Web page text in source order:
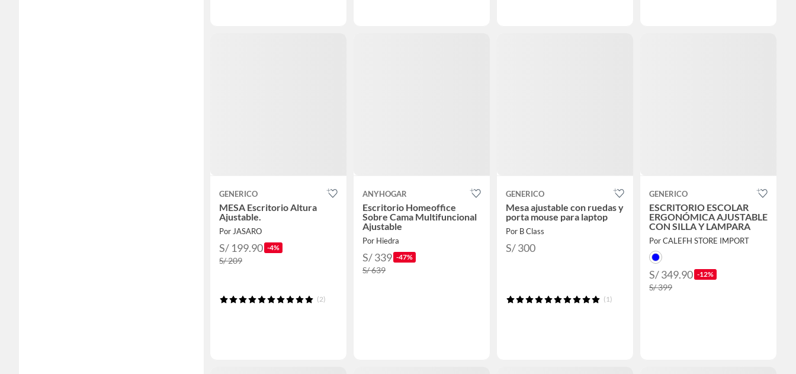
GENERICO
MESA Escritorio Altura
Ajustable.
Por JASARO
S/ 199.90 -4%
S/ 209
(2)
ANYHOGAR
Escritorio Homeoffice
Sobre Cama Multifuncional
Ajustable
Por Hiedra
S/ 339 -47%
S/ 639
GENERICO
Mesa ajustable con ruedas y
porta mouse para laptop
Por B Class
S/ 300
(1)
GENERICO
ESCRITORIO ESCOLAR
ERGONÓMICA AJUSTABLE
CON SILLA Y LAMPARA
Por CALEFH STORE IMPORT
S/ 349.90 -12%
S/ 399